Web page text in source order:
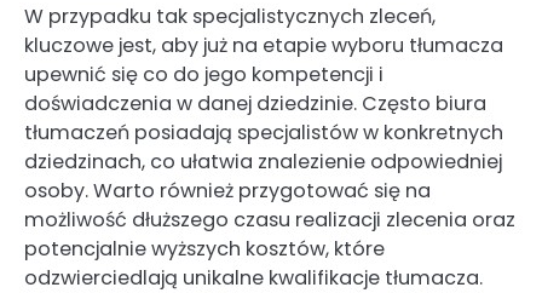
W przypadku tak specjalistycznych zleceń,
kluczowe jest, aby już na etapie wyboru tłumacza
upewnić się co do jego kompetencji i
doświadczenia w danej dziedzinie. Często biura
tłumaczeń posiadają specjalistów w konkretnych
dziedzinach, co ułatwia znalezienie odpowiedniej
osoby. Warto również przygotować się na
możliwość dłuższego czasu realizacji zlecenia oraz
potencjalnie wyższych kosztów, które
odzwierciedlają unikalne kwalifikacje tłumacza.